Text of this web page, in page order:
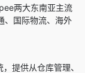
两大东南亚主流
、国际物流、海外
提供从仓库管理、